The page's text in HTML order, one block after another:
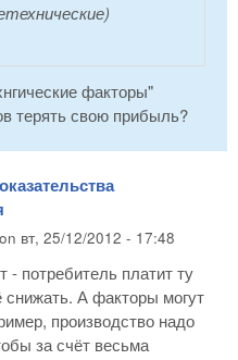
факторы"
терять свою прибыль?
on вт, 25/12/2012 - 17:48
- потребитель платит ту
А факторы могут
производство надо
за счёт весьма